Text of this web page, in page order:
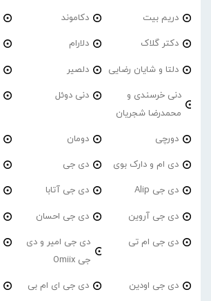
دریم بیت دکاموند
دکتر گلاک دلارام
دلتا و شایان رضایی دلصیر
دنی خرسندی و
محمدرضا شجریان
دنی دوئل
دورچی دومان
دی ام و دارک بوی دی جی
دی جی Alip دی جی آتابا
دی جی آروین دی جی احسان
دی جی ام تی
دی جی امیر و دی
جی Omiix
دی جی اودین دی جی ای ام بی